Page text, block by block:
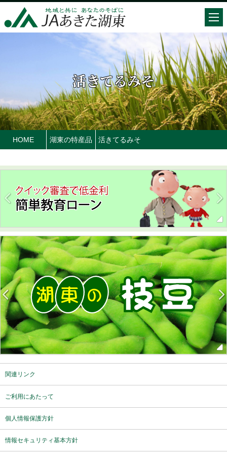
活きてるみそ
HOME 湖東の特産品 活きてるみそ
関連リンク
ご利用にあたって
個人情報保護方針
情報セキュリティ基本方針